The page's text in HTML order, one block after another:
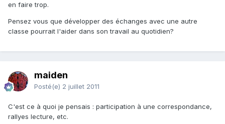
en faire trop.
Pensez vous que développer des échanges avec une autre
classe pourrait l'aider dans son travail au quotidien?
maiden
Posté(e) 2 juillet 2011
C'est ce à quoi je pensais : participation à une correspondance,
rallyes lecture, etc.